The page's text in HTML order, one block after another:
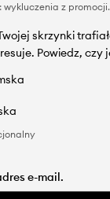
wykluczenia z promocji.
skrzynki
Powiedz, czy